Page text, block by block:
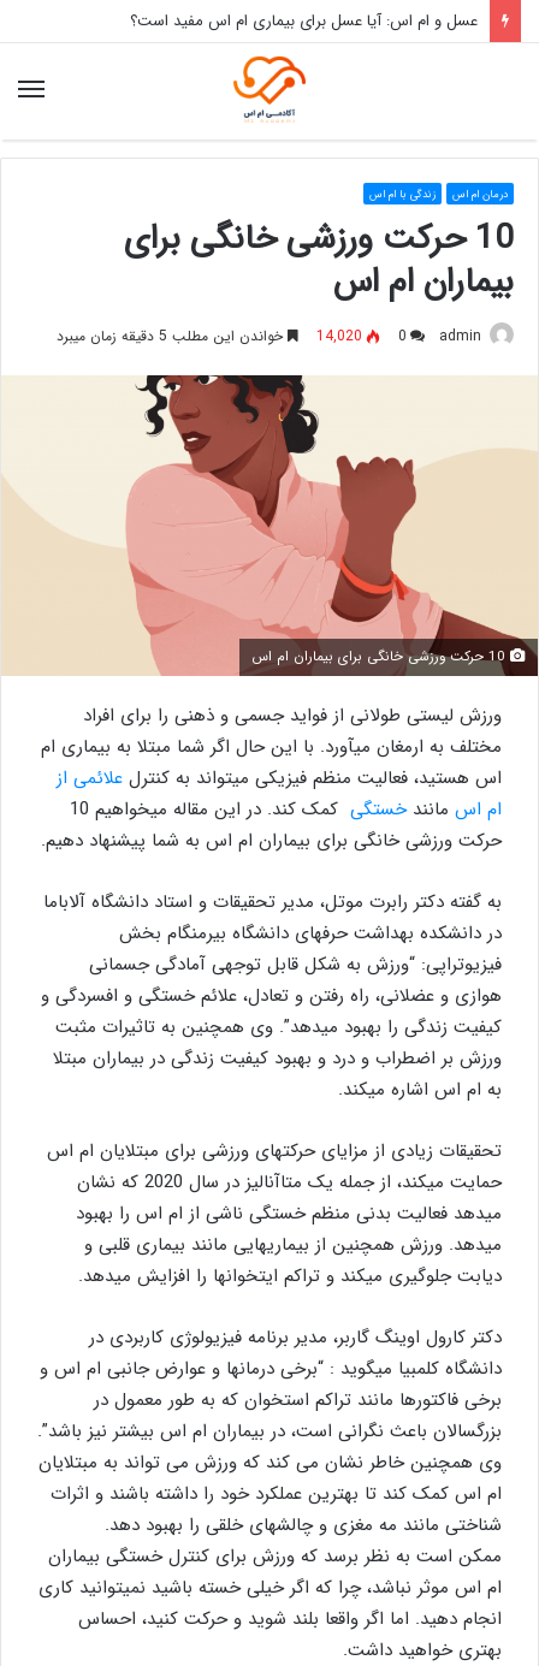
سیر و ام اس: مصرف سیر چه تاثیری بر بیماری ام اس دارد؟
منو
درمان ام اس زندگی با ام اس
10 حرکت ورزشی خانگی برای
بیماران ام اس
admin
0
14,020 خواندن این مطلب 5 دقیقه زمان میبرد
ورزش لیستی طولانی از فواید جسمی و ذهنی را برای افراد
مختلف به ارمغان میآورد. با این حال اگر شما مبتلا به بیماری ام
اس هستید، فعالیت منظم فیزیکی میتواند به کنترل علائمی از
ام اس مانندخستگی
کمک کند. در این مقاله میخواهیم 10
حرکت ورزشی خانگی برای بیماران ام اس به شما پیشنهاد دهیم.
به گفته دکتر رابرت موتل، مدیر تحقیقات و استاد دانشگاه آلاباما
در دانشکده بهداشت حرفهای دانشگاه بیرمنگام بخش
فیزیوتراپی: “ورزش به شکل قابل توجهی آمادگی جسمانی
هوازی و عضلانی، راه رفتن و تعادل، علائم خستگی و افسردگی و
کیفیت زندگی را بهبود میدهد”. وی همچنین به تاثیرات مثبت
ورزش بر اضطراب و درد و بهبود کیفیت زندگی در بیماران مبتلا
به ام اس اشاره میکند.
تحقیقات زیادی از مزایای حرکتهای ورزشی برای مبتلایان ام اس
حمایت میکند، از جمله یک متاآنالیز در سال 2020 که نشان
میدهد فعالیت بدنی منظم خستگی ناشی از ام اس را بهبود
میدهد. ورزش همچنین از بیماریهایی مانند بیماری قلبی و
دیابت جلوگیری میکند و تراکم ایتخوانها را افزایش میدهد.
دکتر کارول اوینگ گاربر، مدیر برنامه فیزیولوژی کاربردی در
دانشگاه کلمبیا میگوید : “برخی درمانها و عوارض جانبی ام اس و
برخی فاکتورها مانند تراکم استخوان که به طور معمول در
بزرگسالان باعث نگرانی است، در بیماران ام اس بیشتر نیز باشد”.
وی همچنین خاطر نشان می کند که ورزش می تواند به مبتلایان
ام اس کمک کند تا بهترین عملکرد خود را داشته باشند و اثرات
شناختی مانند مه مغزی و چالشهای خلقی را بهبود دهد.
ممکن است به نظر برسد که ورزش برای کنترل خستگی بیماران
ام اس موثر نباشد، چرا که اگر خیلی خسته باشید نمیتوانید کاری
انجام دهید. اما اگر واقعا بلند شوید و حرکت کنید، احساس
بهتری خواهید داشت.